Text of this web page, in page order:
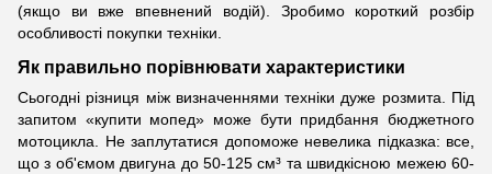
(якщо ви вже впевнений водій). Зробимо короткий розбір
особливості покупки техніки.
Як правильно порівнювати характеристики
Сьогодні різниця між визначеннями техніки дуже розмита. Під
запитом «купити мопед» може бути придбання бюджетного
мотоцикла. Не заплутатися допоможе невелика підказка: все,
що з об'ємом двигуна до 50-125 см³ та швидкісною межею 60-